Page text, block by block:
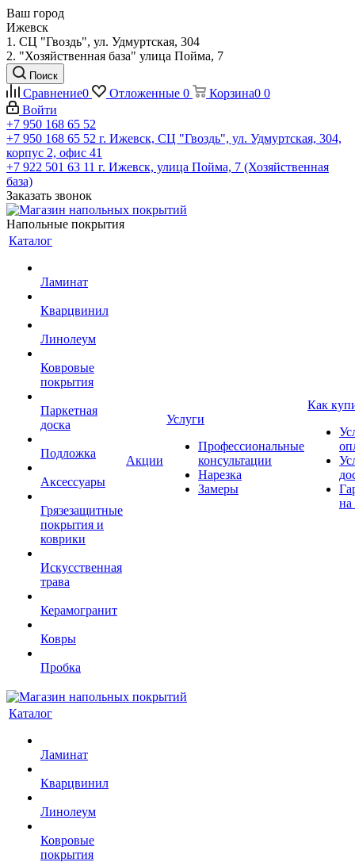
Ваш город
Ижевск
1. СЦ "Гвоздь", ул. Удмуртская, 304
2. "Хозяйственная база" улица Пойма, 7
Поиск
Сравнение0 Отложенные 0 Корзина0 0
Войти
+7 950 168 65 52
+7 950 168 65 52 г. Ижевск, СЦ "Гвоздь", ул. Удмуртская, 304,
корпус 2, офис 41
+7 922 501 63 11 г. Ижевск, улица Пойма, 7 (Хозяйственная
база)
Заказать звонок
Напольные покрытия
Каталог
Ламинат
Кварцвинил
Линолеум
Ковровые
покрытия
Паркетная
доска
Подложка
Аксессуары
Грязезащитные
покрытия и
коврики
Искусственная
трава
Керамогранит
Ковры
Пробка
Акции
Услуги
Профессиональные
консультации
Нарезка
Замеры
Как
на
Каталог
Ламинат
Кварцвинил
Линолеум
Ковровые
покрытия